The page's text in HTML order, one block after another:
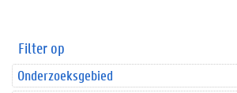
Filter op
Onderzoeksgebied